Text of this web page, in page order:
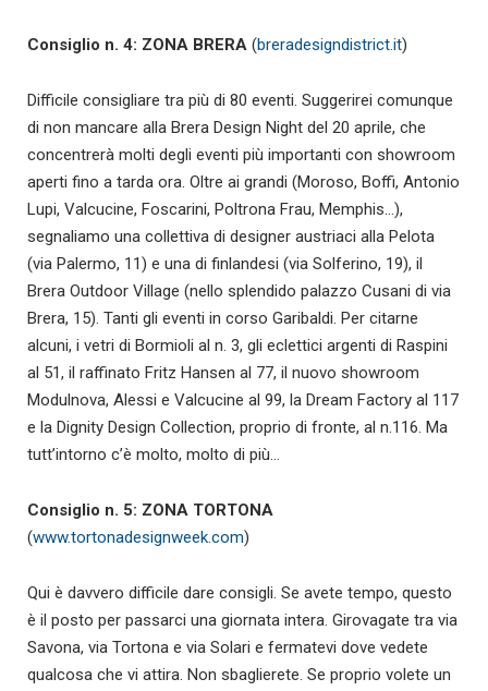
Consiglio n. 4: ZONA BRERA (breradesigndistrict.it)
Difficile consigliare tra più di 80 eventi. Suggerirei comunque
di non mancare alla Brera Design Night del 20 aprile, che
concentrerà molti degli eventi più importanti con showroom
aperti fino a tarda ora. Oltre ai grandi (Moroso, Boffi, Antonio
Lupi, Valcucine, Foscarini, Poltrona Frau, Memphis…),
segnaliamo una collettiva di designer austriaci alla Pelota
(via Palermo, 11) e una di finlandesi (via Solferino, 19), il
Brera Outdoor Village (nello splendido palazzo Cusani di via
Brera, 15). Tanti gli eventi in corso Garibaldi. Per citarne
alcuni, i vetri di Bormioli al n. 3, gli eclettici argenti di Raspini
al 51, il raffinato Fritz Hansen al 77, il nuovo showroom
Modulnova, Alessi e Valcucine al 99, la Dream Factory al 117
e la Dignity Design Collection, proprio di fronte, al n.116. Ma
tutt’intorno c’è molto, molto di più…
Consiglio n. 5: ZONA TORTONA
(www.tortonadesignweek.com)
Qui è davvero difficile dare consigli. Se avete tempo, questo
è il posto per passarci una giornata intera. Girovagate tra via
Savona, via Tortona e via Solari e fermatevi dove vedete
qualcosa che vi attira. Non sbaglierete. Se proprio volete un